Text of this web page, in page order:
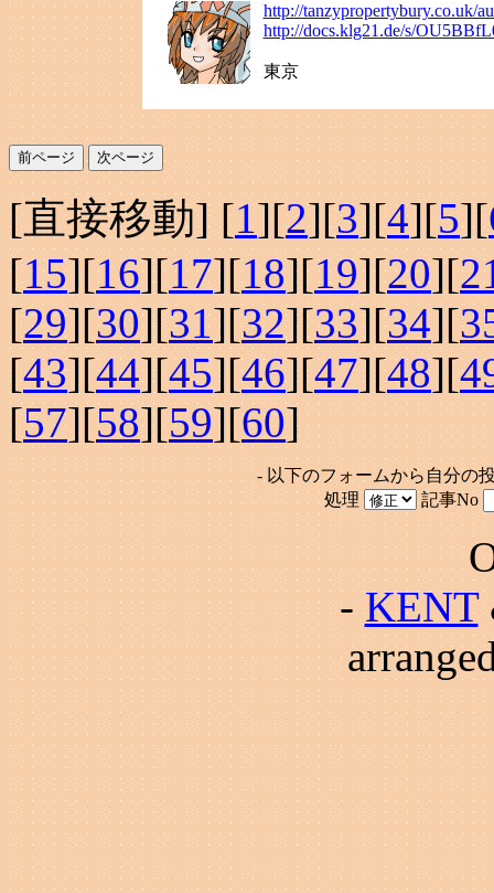
http://tanzypropertybury.co.uk/
http://docs.klg21.de/s/
東京
[直接移動] [1][2][3][4][5][
[15][16][17][18][19][20][
[29][30][31][32][33][34][
[43][44][45][46][47][48][
[57][58][59][60]
- 以下のフォームから自分の
処理
記事No
-KENT